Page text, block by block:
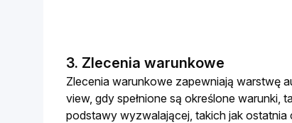
3. Zlecenia warunkowe
Zlecenia warunkowe zapewniają warstwę
view, gdy spełnione są określone
podstawy wyzwalającej, takich jak